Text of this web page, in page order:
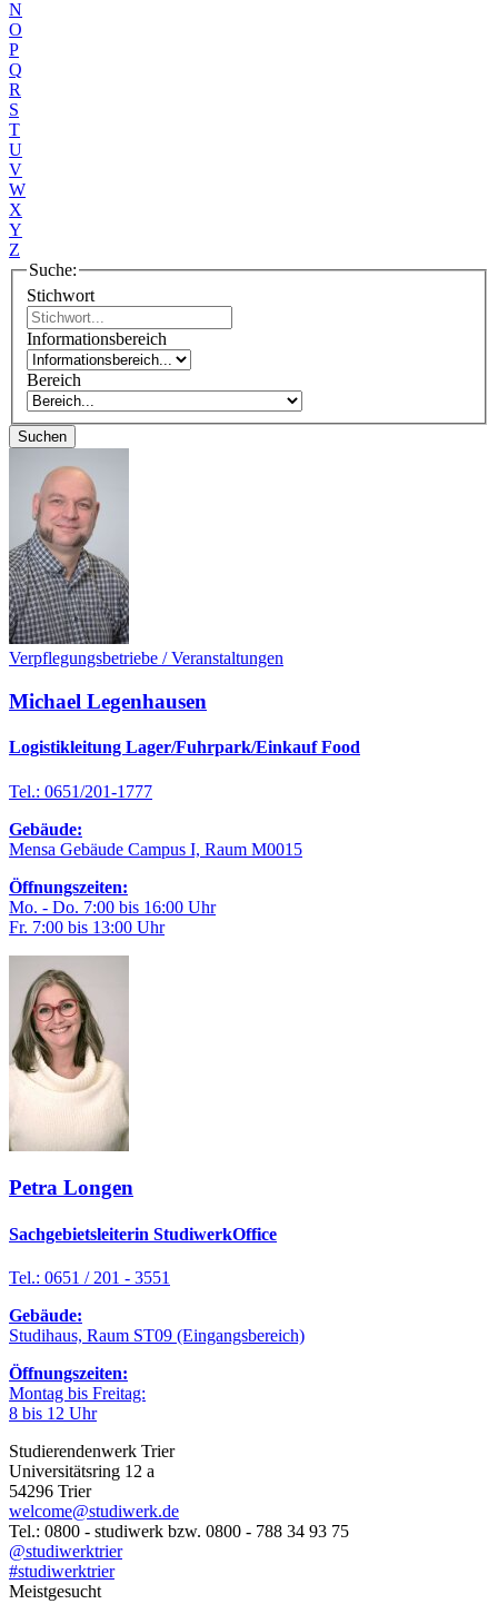
N
O
P
Q
R
S
T
U
V
W
X
Y
Z
Suche:
Stichwort
Informationsbereich
Bereich
Suchen
Verpflegungsbetriebe / Veranstaltungen
Michael Legenhausen
Logistikleitung Lager/Fuhrpark/Einkauf Food
Tel.: 0651/201-1777
Gebäude:
Mensa Gebäude Campus I, Raum M0015
Öffnungszeiten:
Mo. - Do. 7:00 bis 16:00 Uhr
Fr. 7:00 bis 13:00 Uhr
Petra Longen
Sachgebietsleiterin StudiwerkOffice
Tel.: 0651 / 201 - 3551
Gebäude:
Studihaus, Raum ST09 (Eingangsbereich)
Öffnungszeiten:
Montag bis Freitag:
8 bis 12 Uhr
Studierendenwerk Trier
Universitätsring 12 a
54296 Trier
welcome@studiwerk.de
Tel.: 0800 - studiwerk bzw. 0800 - 788 34 93 75
@studiwerktrier
#studiwerktrier
Meistgesucht